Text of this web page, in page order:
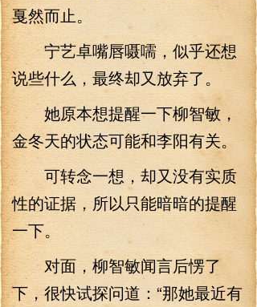
戛然而止。
宁艺卓嘴唇嗫嚅，似乎还想
说些什么，最终却又放弃了。
她原本想提醒一下柳智敏，
金冬天的状态可能和李阳有关。
可转念一想，却又没有实质
性的证据，所以只能暗暗的提醒
一下。
对面，柳智敏闻言后愣了
下，很快试探问道：“那她最近有